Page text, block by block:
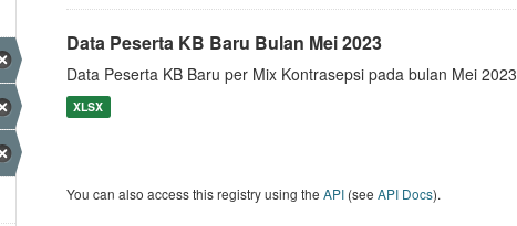
Data Peserta KB Baru Bulan Mei 2023
Data Peserta KB Baru per Mix Kontrasepsi pada bulan Mei 2023
XLSX
You can also access this registry using the API (see API Docs).